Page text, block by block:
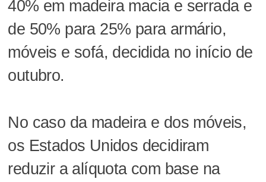
40% em madeira macia e serrada e
de 50% para 25% para armário,
móveis e sofá, decidida no início de
outubro.
No caso da madeira e dos móveis,
os Estados Unidos decidiram
reduzir a alíquota com base na